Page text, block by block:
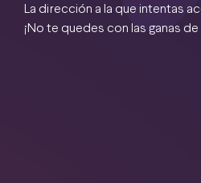
La dirección a la que intentas
¡No te quedes con las ganas